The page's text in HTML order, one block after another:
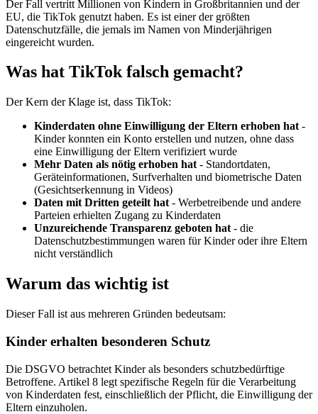
Der Fall vertritt Millionen von Kindern in Großbritannien und der
EU, die TikTok genutzt haben. Es ist einer der größten
Datenschutzfälle, die jemals im Namen von Minderjährigen
eingereicht wurden.
Was hat TikTok falsch gemacht?
Der Kern der Klage ist, dass TikTok:
Kinderdaten ohne Einwilligung der Eltern erhoben hat -
Kinder konnten ein Konto erstellen und nutzen, ohne dass
eine Einwilligung der Eltern verifiziert wurde
Mehr Daten als nötig erhoben hat - Standortdaten,
Geräteinformationen, Surfverhalten und biometrische Daten
(Gesichtserkennung in Videos)
Daten mit Dritten geteilt hat - Werbetreibende und andere
Parteien erhielten Zugang zu Kinderdaten
Unzureichende Transparenz geboten hat - die
Datenschutzbestimmungen waren für Kinder oder ihre Eltern
nicht verständlich
Warum das wichtig ist
Dieser Fall ist aus mehreren Gründen bedeutsam:
Kinder erhalten besonderen Schutz
Die DSGVO betrachtet Kinder als besonders schutzbedürftige
Betroffene. Artikel 8 legt spezifische Regeln für die Verarbeitung
von Kinderdaten fest, einschließlich der Pflicht, die Einwilligung der
Eltern einzuholen.